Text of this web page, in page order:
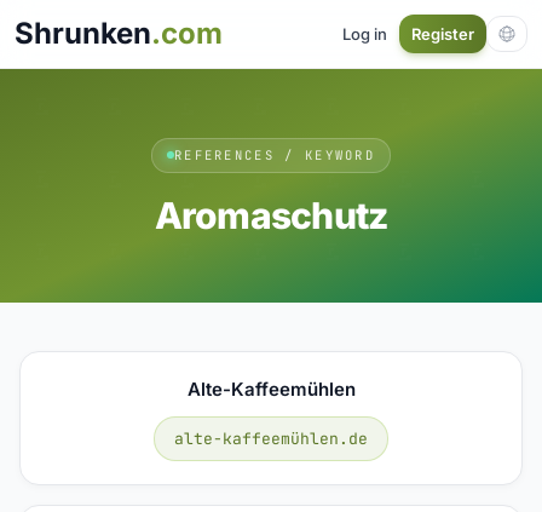
Shrunken.com Log in Register
REFERENCES / KEYWORD
Aromaschutz
Alte-Kaffeemühlen
alte-kaffeemühlen.de